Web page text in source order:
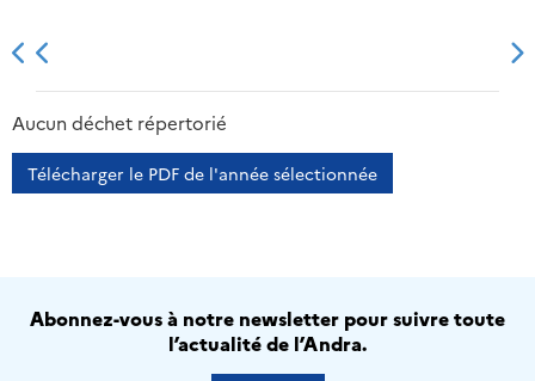
2013 2014
Aucun déchet répertorié
Télécharger le PDF de l'année sélectionnée
Abonnez-vous à notre newsletter pour suivre toute
l’actualité de l’Andra.